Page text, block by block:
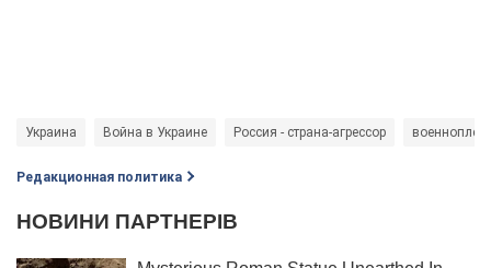
Украина Война в Украине Россия - страна-агрессор
Редакционная политика